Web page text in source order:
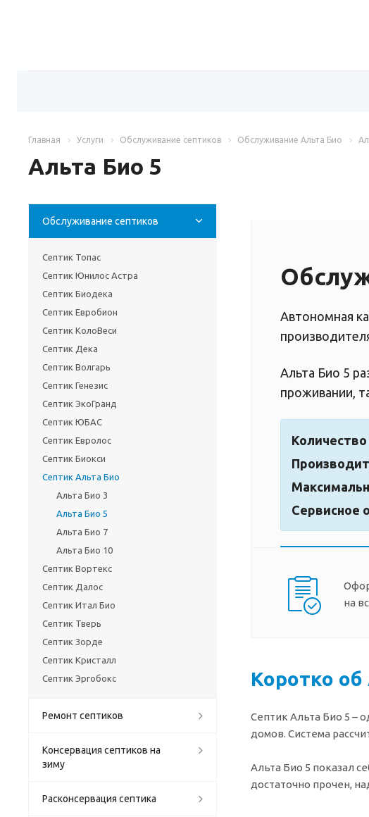
Главная Услуги Обслуживание септиков Обслуживание Альта Био
Альта Био 5
Автономная
Альта Био 5
проживании,
Сервисное
на
Коротко об
Септик Альта Био 5 –
домов. Система
Альта Био 5 показал
достаточно прочен,
Обслуживание септиков
Септик Топас
Септик Юнилос Астра
Септик Биодека
Септик Евробион
Септик КолоВеси
Септик Дека
Септик Волгарь
Септик Генезис
Септик ЭкоГранд
Септик ЮБАС
Септик Евролос
Септик Биокси
Септик Альта Био
Альта Био 3
Альта Био 5
Альта Био 7
Альта Био 10
Септик Вортекс
Септик Далос
Септик Итал Био
Септик Тверь
Септик Зорде
Септик Кристалл
Септик Эргобокс
Ремонт септиков
Консервация септиков на
зиму
Расконсервация септика